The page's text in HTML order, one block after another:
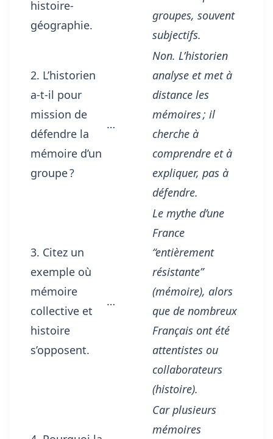
histoire-
géographie.
groupes, souvent
subjectifs.
2. L’historien
a-t-il pour
mission de
défendre la
mémoire d’un
groupe ?
…
Non. L’historien
analyse et met à
distance les
mémoires ; il
cherche à
comprendre et à
expliquer, pas à
défendre.
3. Citez un
exemple où
mémoire
collective et
histoire
s’opposent.
…
Le mythe d’une
France
“entièrement
résistante”
(mémoire), alors
que de nombreux
Français ont été
attentistes ou
collaborateurs
(histoire).
Car plusieurs
mémoires